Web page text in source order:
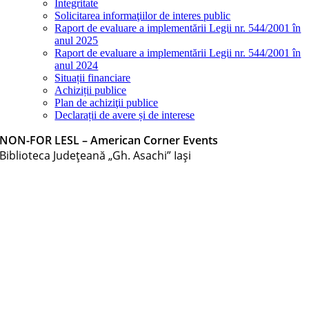
Integritate
Solicitarea informaţiilor de interes public
Raport de evaluare a implementării Legii nr. 544/2001 în
anul 2025
Raport de evaluare a implementării Legii nr. 544/2001 în
anul 2024
Situații financiare
Achiziții publice
Plan de achiziţii publice
Declarații de avere și de interese
NON-FOR LESL – American Corner Events
Biblioteca Judeţeană „Gh. Asachi” Iaşi